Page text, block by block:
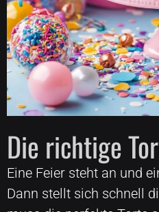
Die richtige
Eine Feier steht an und
Dann stellt sich schnell